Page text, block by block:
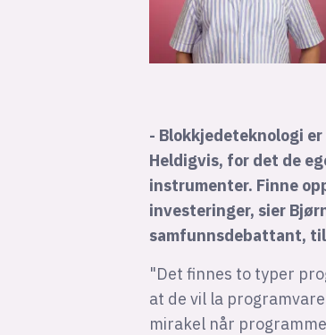
- Blokkjedeteknologi
Heldigvis, for det de
instrumenter. Finne
investeringer, sier
samfunnsdebattant,
"Det finnes to typer
at de vil la
mirakel når